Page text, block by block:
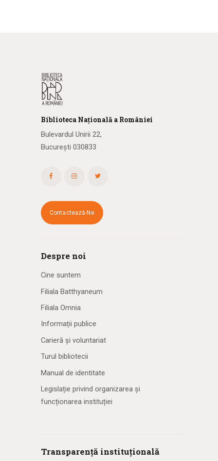
Biblioteca Națională a României
Bulevardul Unirii 22,
București 030833
Contactează-Ne
Despre noi
Cine suntem
Filiala Batthyaneum
Filiala Omnia
Informații publice
Carieră și voluntariat
Turul bibliotecii
Manual de identitate
Legislație privind organizarea și
funcționarea instituției
Transparență instituțională